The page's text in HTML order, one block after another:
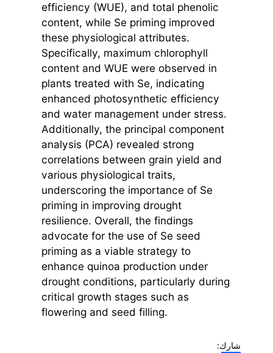
efficiency (WUE), and total phenolic
content, while Se priming improved
these physiological attributes.
Specifically, maximum chlorophyll
content and WUE were observed in
plants treated with Se, indicating
enhanced photosynthetic efficiency
and water management under stress.
Additionally, the principal component
analysis (PCA) revealed strong
correlations between grain yield and
various physiological traits,
underscoring the importance of Se
priming in improving drought
resilience. Overall, the findings
advocate for the use of Se seed
priming as a viable strategy to
enhance quinoa production under
drought conditions, particularly during
critical growth stages such as
flowering and seed filling.
شارك: